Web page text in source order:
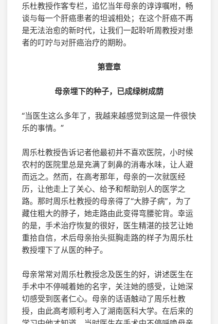
乐杜教授作客专栏，追忆当年母亲的谆谆嘱咐，畅
谈与每一个肝癌患者的坦诚相处；在这个肝癌不再
是无法治愈的新时代，让我们一起聆听周教授对患
者的叮咛与对肝癌治疗的期盼。
第壹章
母亲埋下的种子，已成绿树成荫
“当医生这么多年了，我越来越感觉到这是一件很快
乐的事情。”
周乐杜教授告诉记者他最初并不喜欢医院，小时候
农村的医院里总是充满了刺鼻的消毒水味，让人避
而远之。然而，在高考那年，母亲的一次就医经
历，让他走上了关心、给予和帮助别人的医学之
路。那时周乐杜教授的母亲得了“大脖子病”，为了
藏住粗大的脖子，她走路由此变得弯腰驼背。幸运
的是，手术治疗恢复的很好，医生精湛的技艺让她
重拾自信，术后母亲抬头挺胸走路的样子为周乐杜
教授埋下了从医的种子。
母亲常常对周乐杜教授念及医生的好，讲述医生在
手术中不停喊着她的名字，关注她的感受，让她深
切感受到医者仁心。母亲的话语触动了周乐杜教
授，由此高考顺利考入了湖南医科大学。在后来的